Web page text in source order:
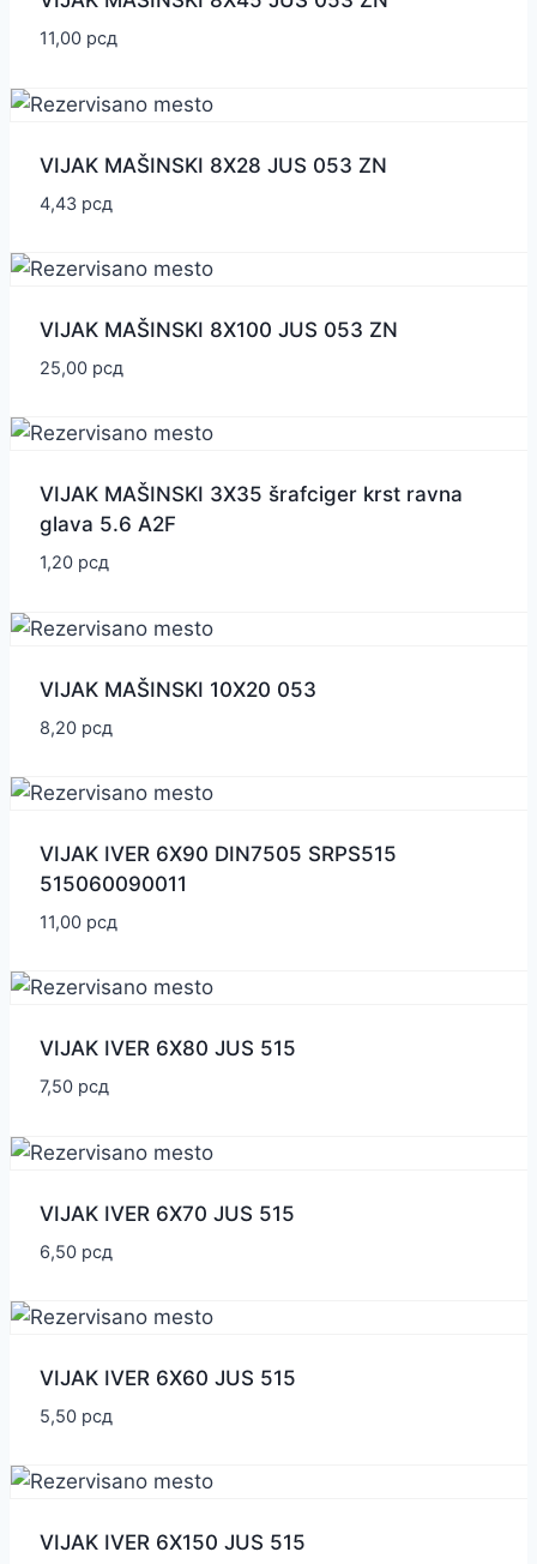
11,00 рсд
VIJAK MAŠINSKI 8X28 JUS 053 ZN
4,43 рсд
VIJAK MAŠINSKI 8X100 JUS 053 ZN
25,00 рсд
VIJAK MAŠINSKI 3X35 šrafciger krst ravna
glava 5.6 A2F
1,20 рсд
VIJAK MAŠINSKI 10X20 053
8,20 рсд
VIJAK IVER 6X90 DIN7505 SRPS515
515060090011
11,00 рсд
VIJAK IVER 6X80 JUS 515
7,50 рсд
VIJAK IVER 6X70 JUS 515
6,50 рсд
VIJAK IVER 6X60 JUS 515
5,50 рсд
VIJAK IVER 6X150 JUS 515